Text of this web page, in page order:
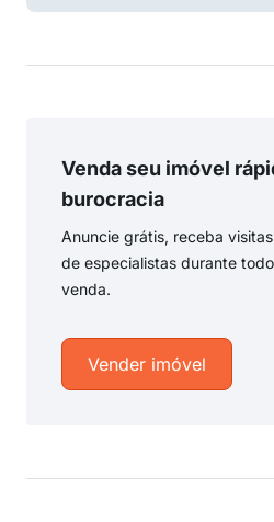
Venda seu imóvel
burocracia
Anuncie grátis, receba
de especialistas durante
venda.
Vender imóvel